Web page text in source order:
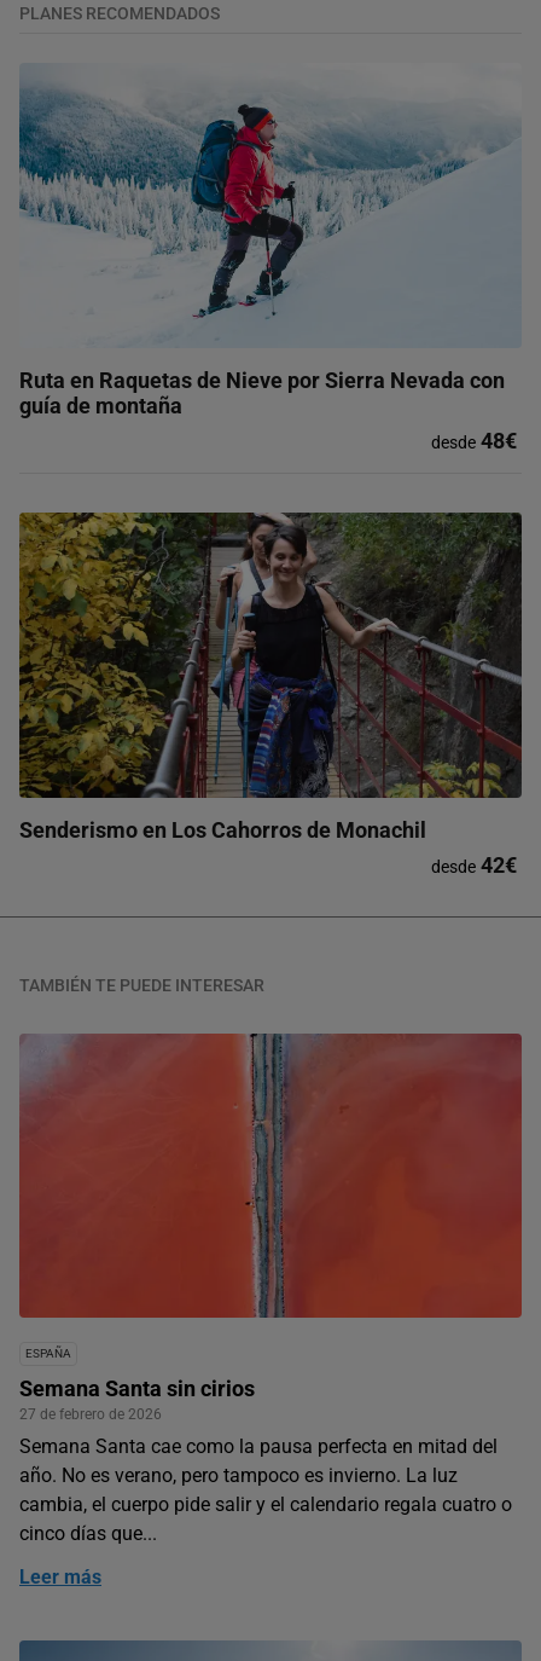
PLANES RECOMENDADOS
Ruta en Raquetas de Nieve por Sierra Nevada con
guía de montaña
desde 48€
Senderismo en Los Cahorros de Monachil
desde 42€
TAMBIÉN TE PUEDE INTERESAR
ESPAÑA
Semana Santa sin cirios
27 de febrero de 2026
Semana Santa cae como la pausa perfecta en mitad del
año. No es verano, pero tampoco es invierno. La luz
cambia, el cuerpo pide salir y el calendario regala cuatro o
cinco días que...
Leer más